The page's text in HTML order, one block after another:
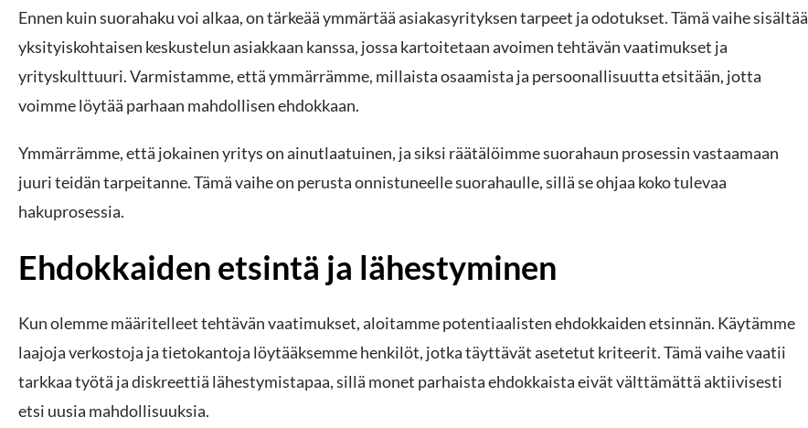
Ennen kuin suorahaku voi alkaa, on tärkeää ymmärtää asiakasyrityksen tarpeet ja odotukset. Tämä vaihe sisältää
yksityiskohtaisen keskustelun asiakkaan kanssa, jossa kartoitetaan avoimen tehtävän vaatimukset ja
yrityskulttuuri. Varmistamme, että ymmärrämme, millaista osaamista ja persoonallisuutta etsitään, jotta
voimme löytää parhaan mahdollisen ehdokkaan.
Ymmärrämme, että jokainen yritys on ainutlaatuinen, ja siksi räätälöimme suorahaun prosessin vastaamaan
juuri teidän tarpeitanne. Tämä vaihe on perusta onnistuneelle suorahaulle, sillä se ohjaa koko tulevaa
hakuprosessia.
Ehdokkaiden etsintä ja lähestyminen
Kun olemme määritelleet tehtävän vaatimukset, aloitamme potentiaalisten ehdokkaiden etsinnän. Käytämme
laajoja verkostoja ja tietokantoja löytääksemme henkilöt, jotka täyttävät asetetut kriteerit. Tämä vaihe vaatii
tarkkaa työtä ja diskreettiä lähestymistapaa, sillä monet parhaista ehdokkaista eivät välttämättä aktiivisesti
etsi uusia mahdollisuuksia.